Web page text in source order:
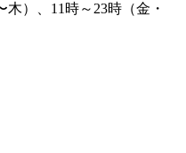
）、11時～23時（金・